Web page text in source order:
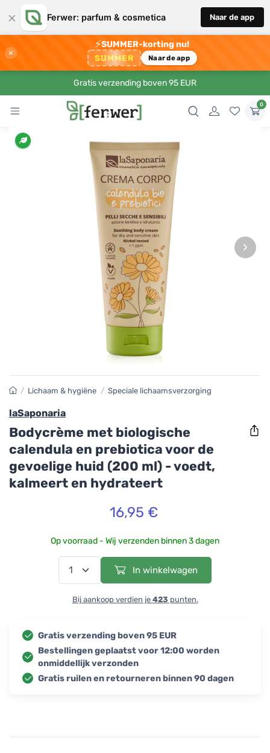
× Ferwer: parfum & cosmetica Naar de app
×
⚡SUMMER-korting nu!
SUMMER Naar de app
Gratis verzending boven 95 EUR
0
›
/ Lichaam & hygiëne / Speciale lichaamsverzorging
laSaponaria
Bodycrème met biologische
calendula en prebiotica voor de
gevoelige huid (200 ml) - voedt,
kalmeert en hydrateert
16,95 €
Op voorraad - Wij verzenden binnen 3 dagen
In winkelwagen
Bij aankoop verdien je 423 punten.
Gratis verzending boven 95 EUR
Bestellingen geplaatst voor 12:00 worden
onmiddellijk verzonden
Gratis ruilen en retourneren binnen 90 dagen